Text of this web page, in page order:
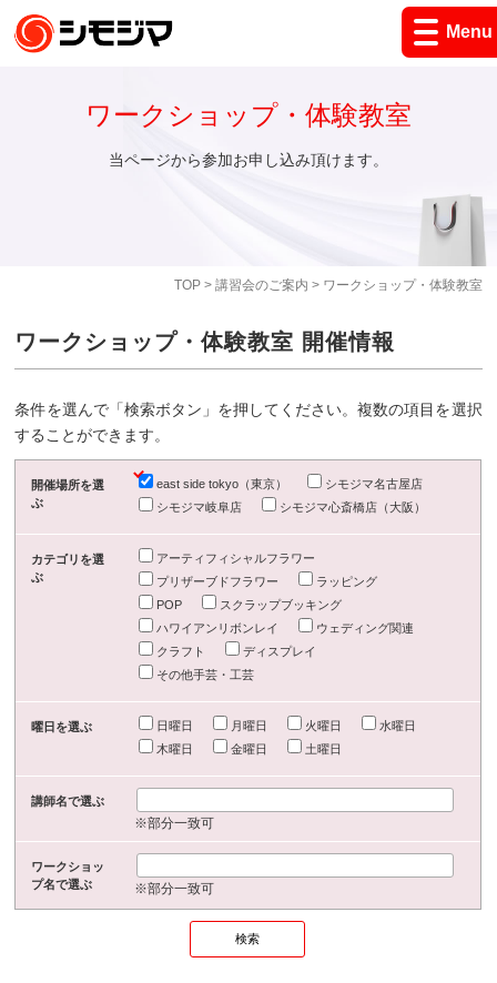
Menu
TOP> 講習会のご案内 > ワークショップ・体験教室
ワークショップ・体験教室
当ページから参加お申し込み頂けます。
ワークショップ・体験教室 開催情報
条件を選んで「検索ボタン」を押してください。複数の項目を選択
することができます。
開催場所を選
ぶ
east side tokyo（東京）
シモジマ名古屋店
シモジマ岐阜店
シモジマ心斎橋店（大阪）
カテゴリを選
ぶ
アーティフィシャルフラワー
プリザーブドフラワー
ラッピング
POP
スクラップブッキング
ハワイアンリボンレイ
ウェディング関連
クラフト
ディスプレイ
その他手芸・工芸
曜日を選ぶ 日曜日 月曜日 火曜日
水曜日
木曜日
金曜日 土曜日
講師名で選ぶ
※部分一致可
ワークショッ
プ名で選ぶ
※部分一致可